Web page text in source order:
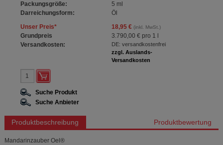
Packungsgröße:
5 ml
Darreichungsform:
Öl
Unser Preis* 18,95 €(inkl. MwSt.)
Grundpreis 3.790,00 €pro 1 l
Versandkosten:
DE: versandkostenfrei
zzgl. Auslands-
Versandkosten
Suche Produkt
Suche Anbieter
Produktbeschreibung Produktbewertung
Mandarinzauber Oel®